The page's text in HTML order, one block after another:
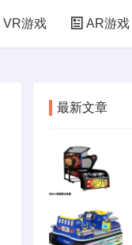
VR游戏 AR游戏
最新文章